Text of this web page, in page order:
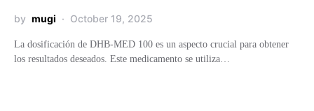
by mugi October 19, 2025
La dosificación de DHB-MED 100 es un aspecto crucial para obtener
los resultados deseados. Este medicamento se utiliza…